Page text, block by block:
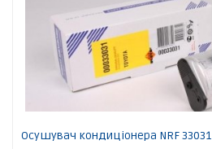
Осушувач кондиціонера NRF 33031